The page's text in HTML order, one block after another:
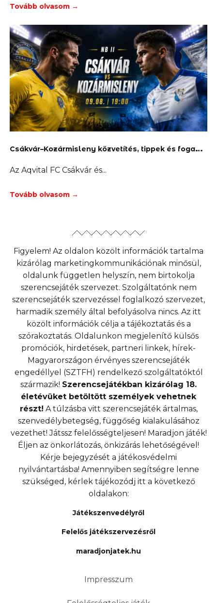
Tovább olvasom →
C
sákvár–Kozármisleny közvetítés, tippek és fogadás
Az Aqvital FC Csákvár és
Tovább olvasom →
Figyelem! Az oldalon közölt információk tartalma
kizárólag marketingkommunikációnak minősül,
oldalunk független helyszín, nem birtokolja
szerencsejáték szervezet. Szolgáltatónk nem
szerencsejáték szervezéssel foglalkozó szervezet,
harmadik személy által befolyásolva nincs. Az itt
közölt információk célja a tájékoztatás és a
szórakoztatás. Oldalunkon megjelenítő külsős
promóciók, hirdetések, partneri linkek, hírek-
Magyarországon érvényes szerencsejáték
engedéllyel (SZTFH) rendelkező szolgáltatóktól
származik! Szerencsejátékban kizárólag 18.
életévüket betöltött személyek vehetnek
részt! A túlzásba vitt szerencsejáték ártalmas,
szenvedélybetegség, függőség kialakulásához
vezethet! Játssz felelősségteljesen! Maradjon játék!
Éljen az önkorlátozás, önkizárás lehetőségével!
Kérje bejegyzését a játékosvédelmi
nyilvántartásba! Amennyiben segítségre lenne
szükséged, kérlek tájékozódj itt a következő
oldalakon:
Játékszenvedélyről
Felelős játékszervezésről
maradjonjatek.hu
Impresszum